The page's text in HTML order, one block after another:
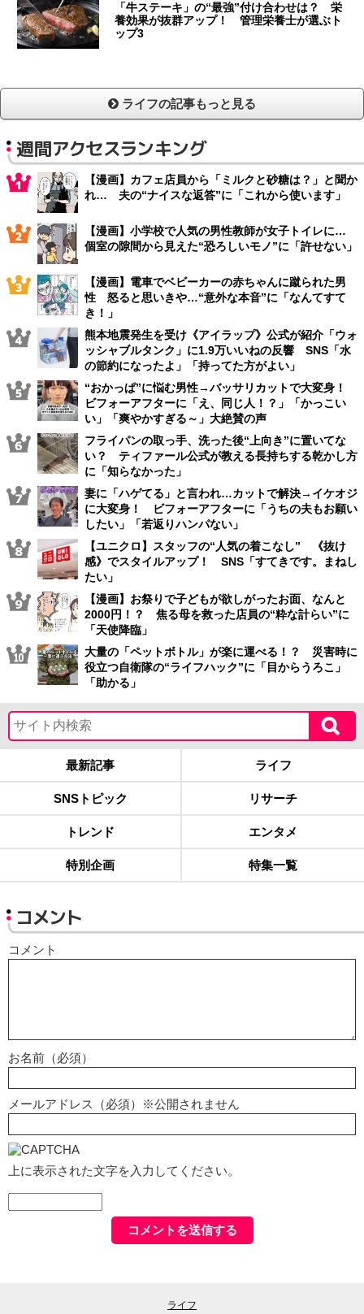
「牛ステーキ」の“最強”付け合わせは？ 栄
養効果が抜群アップ！ 管理栄養士が選ぶト
ップ3
ライフの記事もっと見る
週間アクセスランキング
【漫画】カフェ店員から「ミルクと砂糖は？」と聞か
れ… 夫の“ナイスな返答”に「これから使います」
【漫画】小学校で人気の男性教師が女子トイレに…
個室の隙間から見えた“恐ろしいモノ”に「許せない」
【漫画】電車でベビーカーの赤ちゃんに蹴られた男
性 怒ると思いきや…“意外な本音”に「なんてすて
き！」
熊本地震発生を受け《アイラップ》公式が紹介「ウォ
ッシャブルタンク」に1.9万いいねの反響 SNS「水
の節約になったよ」「持ってた方がよい」
“おかっぱ”に悩む男性→バッサリカットで大変身！
ビフォーアフターに「え、同じ人！？」「かっこい
い」「爽やかすぎる～」大絶賛の声
フライパンの取っ手、洗った後“上向き”に置いてな
い？ ティファール公式が教える長持ちする乾かし方
に「知らなかった」
妻に「ハゲてる」と言われ…カットで解決→イケオジ
に大変身！ ビフォーアフターに「うちの夫もお願い
したい」「若返りハンパない」
【ユニクロ】スタッフの“人気の着こなし” 《抜け
感》でスタイルアップ！ SNS「すてきです。まねし
たい」
【漫画】お祭りで子どもが欲しがったお面、なんと
2000円！？ 焦る母を救った店員の“粋な計らい”に
「天使降臨」
大量の「ペットボトル」が楽に運べる！？ 災害時に
役立つ自衛隊の“ライフハック”に「目からうろこ」
「助かる」
最新記事 ライフ
SNSトピック リサーチ
トレンド エンタメ
特別企画 特集一覧
コメント
コメント
お名前（必須）
メールアドレス（必須）※公開されません
上に表示された文字を入力してください。
ライフ